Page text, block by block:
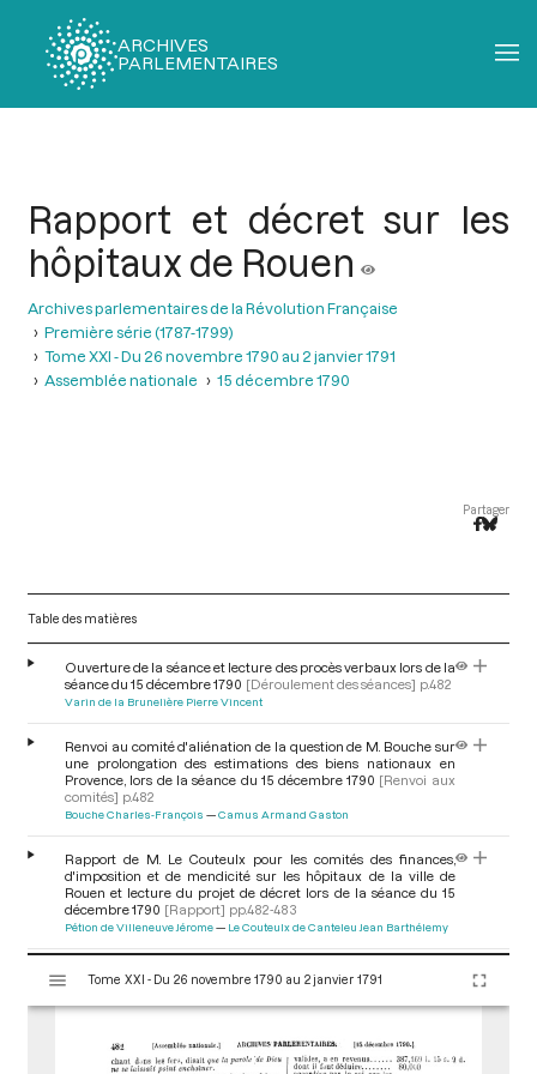
ARCHIVES
PARLEMENTAIRES
Rapport et décret sur les
hôpitaux de Rouen
Archives parlementaires de la Révolution Française
Première série (1787-1799)
Tome XXI - Du 26 novembre 1790 au 2 janvier 1791
Assemblée nationale
15 décembre 1790
Partager
Table des matières
Ouverture de la séance et lecture des procès verbaux lors de la
séance du 15 décembre 1790 [Déroulement des séances] p.482
Varin de la Brunelière Pierre Vincent
Renvoi au comité d'aliénation de la question de M. Bouche sur
une prolongation des estimations des biens nationaux en
Provence, lors de la séance du 15 décembre 1790 [Renvoi aux
comités] p.482
Bouche Charles-François Camus Armand Gaston
Rapport de M. Le Couteulx pour les comités des finances,
d'imposition et de mendicité sur les hôpitaux de la ville de
Rouen et lecture du projet de décret lors de la séance du 15
décembre 1790 [Rapport] pp.482-483
Pétion de Villeneuve Jérome Le Couteulx de Canteleu Jean Barthélemy
Rouen lors de la séance du 15 décembre
1790 [Discussion] p.483
Barthélemy
Prieur de la Marne Pierre Louis
s
Tome XXI - Du 26 novembre 1790 au 2 janvier 1791